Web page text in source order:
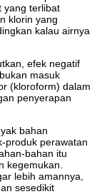
yang terlibat
klorin yang
kalau airnya
efek negatif
masuk
(kloroform) dalam
penyerapan
bahan
produk perawatan
bahan itu
kegemukan.
lebih amannya,
sesedikit